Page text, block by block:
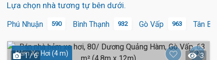
Lựa chọn nhà tương tự bên dưới.
Phú Nhuận 590 Bình Thạnh 932 Gò Vấp 963 Tân
Hẻm Xe Hơi (4 m)
1 / 6 3